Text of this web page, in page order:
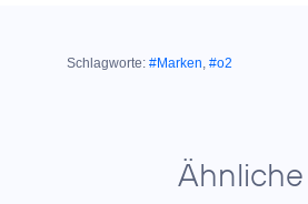
Schlagworte: #Marken, #o2